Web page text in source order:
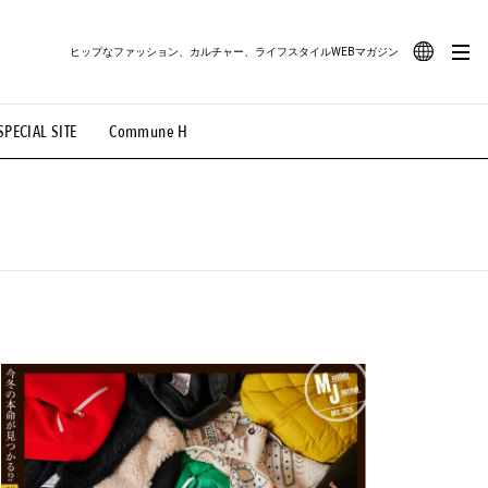
SITE Commune H
ヒップなファッション、カルチャー、ライフスタイルWEBマガジン
地裏てぃーん。 #MONTHLY JOURNAL
#LIFESTYLE #SNEAKER #OUTDOOR